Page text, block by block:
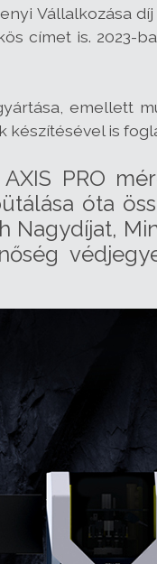
Vállalkozása
címet is. 2023-
emellett
készítésével is
PRO
óta
Nagydíjat,